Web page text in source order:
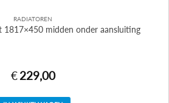
RADIATOREN
1817×450 midden onder aansluiting
€ 229,00